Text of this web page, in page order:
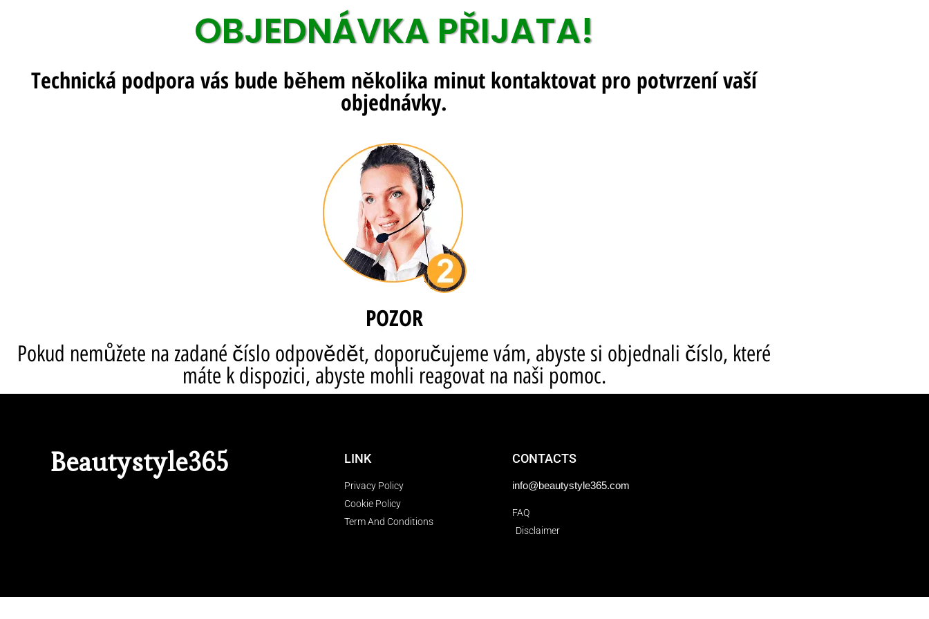
OBJEDNÁVKA PŘIJATA!
Technická podpora vás bude během několika minut kontaktovat pro potvrzení vaší
objednávky.
POZOR
Pokud nemůžete na zadané číslo odpovědět, doporučujeme vám, abyste si objednali číslo, které
máte k dispozici, abyste mohli reagovat na naši pomoc.
Beautystyle365 LINK
Privacy Policy
Cookie Policy
Term And Conditions
CONTACTS
info@beautystyle365.com
FAQ
Disclaimer